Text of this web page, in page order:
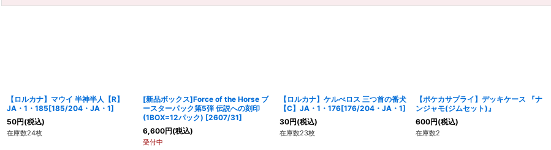
【ロルカナ】マウイ 半神半人【R】
JA・1・185[185/204・JA・1]
50円(税込)
在庫数24枚
[新品ボックス]Force of the Horse ブ
ースターパック第5弾 伝説への刻印
(1BOX=12パック) [2607/31]
6,600円(税込)
受付中
【ロルカナ】ケルべロス 三つ首の番犬
【C】JA・1・176[176/204・JA・1]
30円(税込)
在庫数23枚
【ポケカサプライ】デッキケース 『ナ
ンジャモ(ジムセット)』
600円(税込)
在庫数2